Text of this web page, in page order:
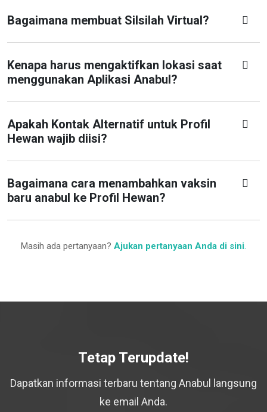
Bagaimana membuat Silsilah Virtual?
Kenapa harus mengaktifkan lokasi saat
menggunakan Aplikasi Anabul?
Apakah Kontak Alternatif untuk Profil
Hewan wajib diisi?
Bagaimana cara menambahkan vaksin
baru anabul ke Profil Hewan?
Masih ada pertanyaan? Ajukan pertanyaan Anda di sini.
Tetap Terupdate!
Dapatkan informasi terbaru tentang Anabul langsung
ke email Anda.